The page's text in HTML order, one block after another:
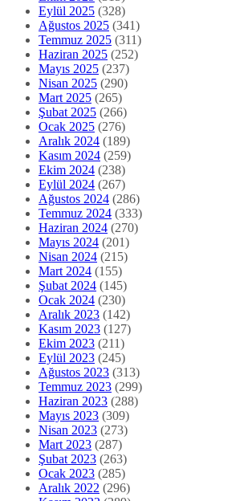
Eylül 2025 (328)
Ağustos 2025 (341)
Temmuz 2025 (311)
Haziran 2025 (252)
Mayıs 2025 (237)
Nisan 2025 (290)
Mart 2025 (265)
Şubat 2025 (266)
Ocak 2025 (276)
Aralık 2024 (189)
Kasım 2024 (259)
Ekim 2024 (238)
Eylül 2024 (267)
Ağustos 2024 (286)
Temmuz 2024 (333)
Haziran 2024 (270)
Mayıs 2024 (201)
Nisan 2024 (215)
Mart 2024 (155)
Şubat 2024 (145)
Ocak 2024 (230)
Aralık 2023 (142)
Kasım 2023 (127)
Ekim 2023 (211)
Eylül 2023 (245)
Ağustos 2023 (313)
Temmuz 2023 (299)
Haziran 2023 (288)
Mayıs 2023 (309)
Nisan 2023 (273)
Mart 2023 (287)
Şubat 2023 (263)
Ocak 2023 (285)
Aralık 2022 (296)